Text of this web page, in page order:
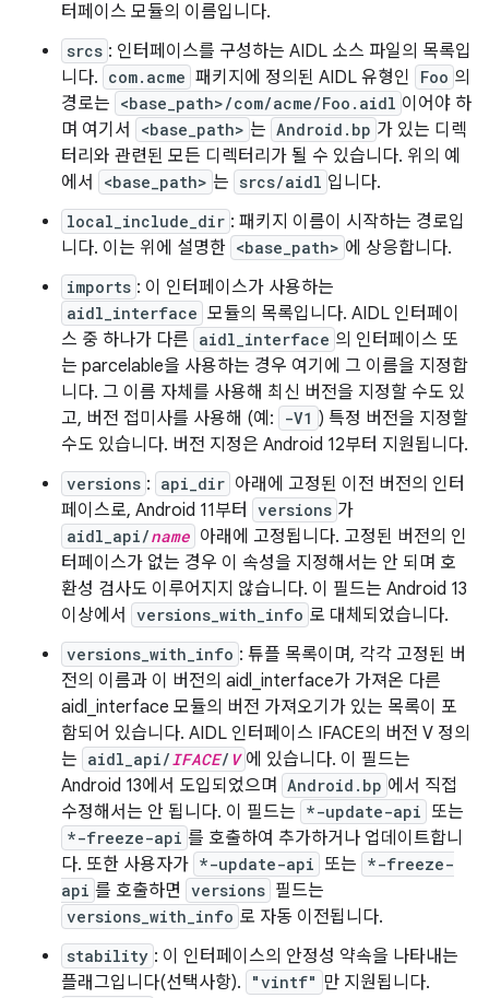
터페이스 모듈의 이름입니다.
srcs : 인터페이스를 구성하는 AIDL 소스 파일의 목록입
니다. com.acme 패키지에 정의된 AIDL 유형인 Foo 의
경로는 <base_path>/com/acme/Foo.aidl 이어야 하
며 여기서
<base_path> 는 Android.bp 가 있는 디렉
터리와 관련된 모든 디렉터리가 될 수 있습니다. 위의 예
에서
<base_path> 는 srcs/aidl 입니다.
local_include_dir : 패키지 이름이 시작하는 경로입
니다. 이는 위에 설명한 <base_path> 에 상응합니다.
imports : 이 인터페이스가 사용하는
aidl_interface 모듈의 목록입니다. AIDL 인터페이
스 중 하나가 다른 aidl_interface 의 인터페이스 또
는 parcelable을 사용하는 경우 여기에 그 이름을 지정합
니다. 그 이름 자체를 사용해 최신 버전을 지정할 수도 있
고, 버전 접미사를 사용해 (예:
-V1 ) 특정 버전을 지정할
수도 있습니다. 버전 지정은 Android 12부터 지원됩니다.
versions : api_dir 아래에 고정된 이전 버전의 인터
페이스로, Android 11부터
versions 가
aidl_api/name 아래에 고정됩니다. 고정된 버전의 인
터페이스가 없는 경우 이 속성을 지정해서는 안 되며 호
환성 검사도 이루어지지 않습니다. 이 필드는 Android 13
이상에서
versions_with_info 로 대체되었습니다.
versions_with_info : 튜플 목록이며, 각각 고정된 버
전의 이름과 이 버전의 aidl_interface가 가져온 다른
aidl_interface 모듈의 버전 가져오기가 있는 목록이 포
함되어 있습니다. AIDL 인터페이스 IFACE의 버전 V 정의
는 aidl_api/IFACE/ V 에 있습니다. 이 필드는
Android 13에서 도입되었으며
Android.bp 에서 직접
수정해서는 안 됩니다. 이 필드는 *-update-api 또는
*-freeze-api 를 호출하여 추가하거나 업데이트합니
다. 또한 사용자가 *-update-api 또는 *-freeze-
api 를 호출하면 versions 필드는
versions_with_info 로 자동 이전됩니다.
stability : 이 인터페이스의 안정성 약속을 나타내는
플래그입니다(선택사항).
"vintf" 만 지원됩니다.